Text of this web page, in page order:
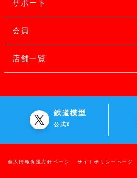
サポート
会員
店舗一覧
鉄道模型
公式X
個人情報保護方針ページ サイトポリシーページ